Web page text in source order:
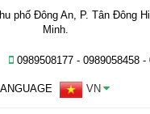
phố Đông An, P. Tân Đông
Minh.
0989508177 - ‭0989058458‬ -
VN